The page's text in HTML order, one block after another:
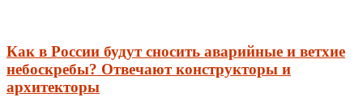
Как в России будут сносить аварийные и ветхие
небоскребы? Отвечают конструкторы и
архитекторы